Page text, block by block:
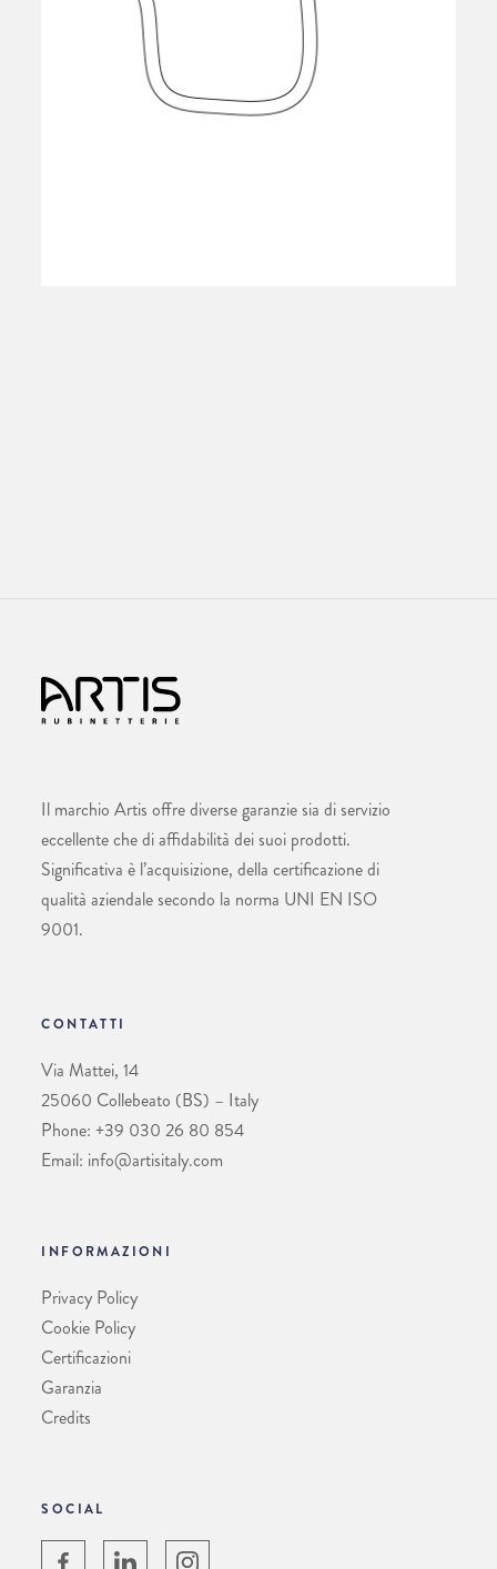
Il marchio Artis offre diverse garanzie sia di servizio
eccellente che di affidabilità dei suoi prodotti.
Significativa è l’acquisizione, della certificazione di
qualità aziendale secondo la norma UNI EN ISO
9001.
CONTATTI
Via Mattei, 14
25060 Collebeato (BS) – Italy
Phone: +39 030 26 80 854
Email: info@artisitaly.com
INFORMAZIONI
Privacy Policy
Cookie Policy
Certificazioni
Garanzia
Credits
SOCIAL